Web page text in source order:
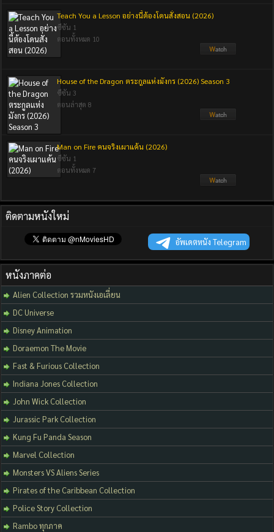
Teach You a Lesson อย่างนี้ต้องโดนสั่งสอน (2026)
ซีซัน 1
ตอนทั้งหมด 10
House of the Dragon ตระกูลแห่งมังกร (2026) Season 3
ซีซัน 3
ตอนล่าสุด 8
Man on Fire คนจริงเผาแค้น (2026)
ซีซัน 1
ตอนทั้งหมด 7
ติดตามหนังใหม่
อัพเดตหนัง Telegram
หนังภาคต่อ
Alien Collection รวมหนังเอเลี่ยน
DC Universe
Disney Animation
Doraemon The Movie
Fast & Furious Collection
Indiana Jones Collection
John Wick Collection
Jurassic Park Collection
Kung Fu Panda Season
Marvel Collection
Monsters VS Aliens Series
Pirates of the Caribbean Collection
Police Story Collection
Rambo ทุกภาค